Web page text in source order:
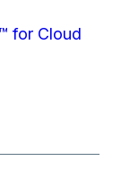
for Cloud